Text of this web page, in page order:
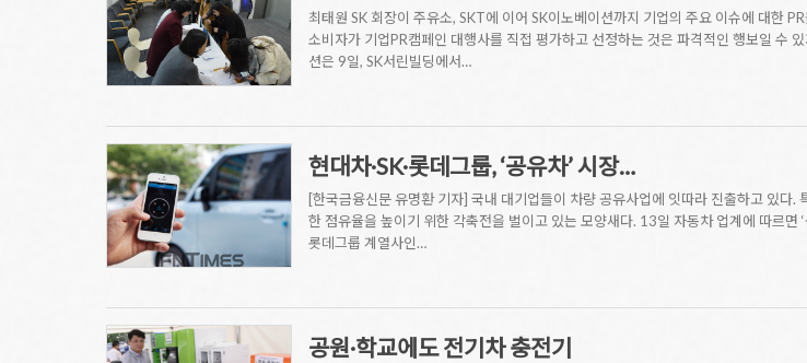
최태원 SK 회장이 주유소, SKT에 이어 SK이노베이션까지 기업의 주요 이슈에 대한
소비자가 기업PR캠페인 대행사를 직접 평가하고 선정하는 것은 파격적인 행보일 수
션은 9일, SK서린빌딩에서…
현대차·SK·롯데그룹, ‘공유차’ 시장…
[한국금융신문 유명환 기자] 국내 대기업들이 차량 공유사업에 잇따라 진출하고 있다
한 점유율을 높이기 위한 각축전을 벌이고 있는 모양새다. 13일 자동차 업계에 따르면
롯데그룹 계열사인…
공원·학교에도 전기차 충전기